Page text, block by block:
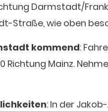
Darmstadt/
Straße, wie oben
kommend:
Richtung Mainz.
: In der